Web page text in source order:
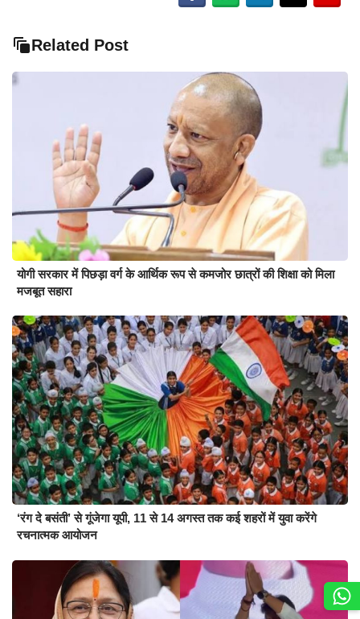
Related Post
योगी सरकार में पिछड़ा वर्ग के आर्थिक रूप से कमजोर छात्रों की शिक्षा को मिला
मजबूत सहारा
‘रंग दे बसंती’ से गूंजेगा यूपी, 11 से 14 अगस्त तक कई शहरों में युवा करेंगे
रचनात्मक आयोजन